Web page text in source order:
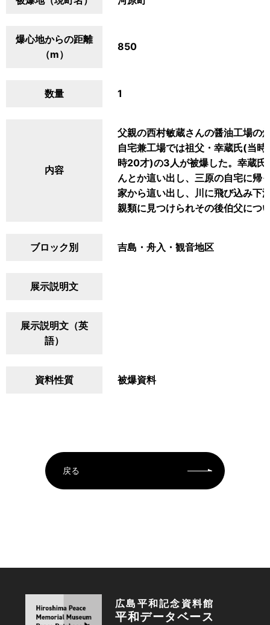
爆心地からの距離
（m）
850
数量 1
内容
父親の西村敏蔵さんの醤油工場の
自宅兼工場では祖父・幸蔵氏(当
時20才)の3人が被爆した。幸蔵氏
んとか這い出し、三原の自宅に帰
家から這い出し、川に飛び込み下
親類に見つけられその後伯父につ
ブロック別 吉島・舟入・観音地区
展示説明文
展示説明文（英
語）
資料性質 被爆資料
戻る
広島平和記念資料館
平和データベース